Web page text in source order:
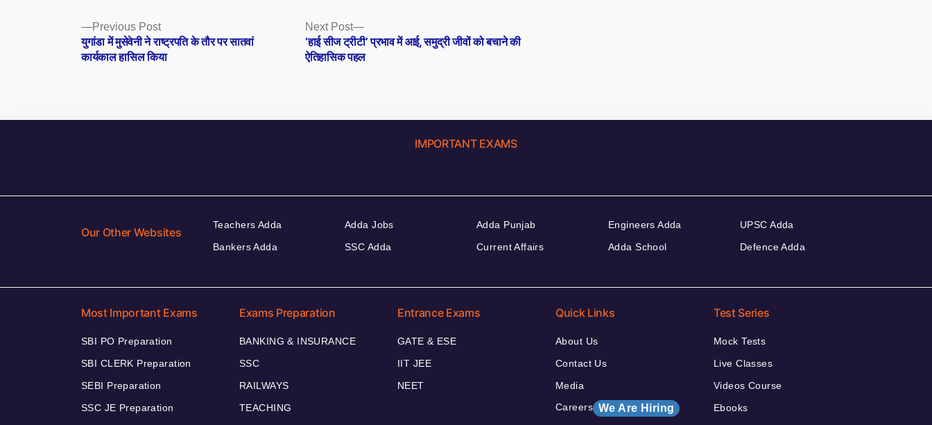
Posts
navigation
Previous PostPrevious
post:
युगांडा में मुसेवेनी ने राष्ट्रपति के तौर पर सातवां
कार्यकाल हासिल किया
Next Post
Next
post:
‘हाई सीज ट्रीटी’ प्रभाव में आई, समुद्री जीवों को बचाने की
ऐतिहासिक पहल
IMPORTANT EXAMS
Our Other Websites
Teachers Adda
Bankers Adda
Adda Jobs
SSC Adda
Adda Punjab
Current Affairs
Engineers Adda
Adda School
UPSC Adda
Defence Adda
Most Important Exams
SBI PO Preparation
SBI CLERK Preparation
SEBI Preparation
SSC JE Preparation
Exams Preparation
BANKING & INSURANCE
SSC
RAILWAYS
TEACHING
Entrance Exams
GATE & ESE
IIT JEE
NEET
Quick Links
About Us
Contact Us
Media
Careers We Are Hiring
Test Series
Mock Tests
Live Classes
Videos Course
Ebooks